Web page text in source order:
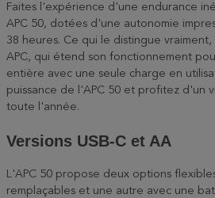
Faites l'expérience d'une endurance
APC 50, dotées d'une autonomie
38 heures. Ce qui le distingue
APC, qui étend son fonctionnement
entière avec une seule charge en
puissance de l'APC 50 et profitez d'un
toute l'année.
Versions USB-C et AA
L'APC 50 propose deux options
remplaçables et une autre avec une